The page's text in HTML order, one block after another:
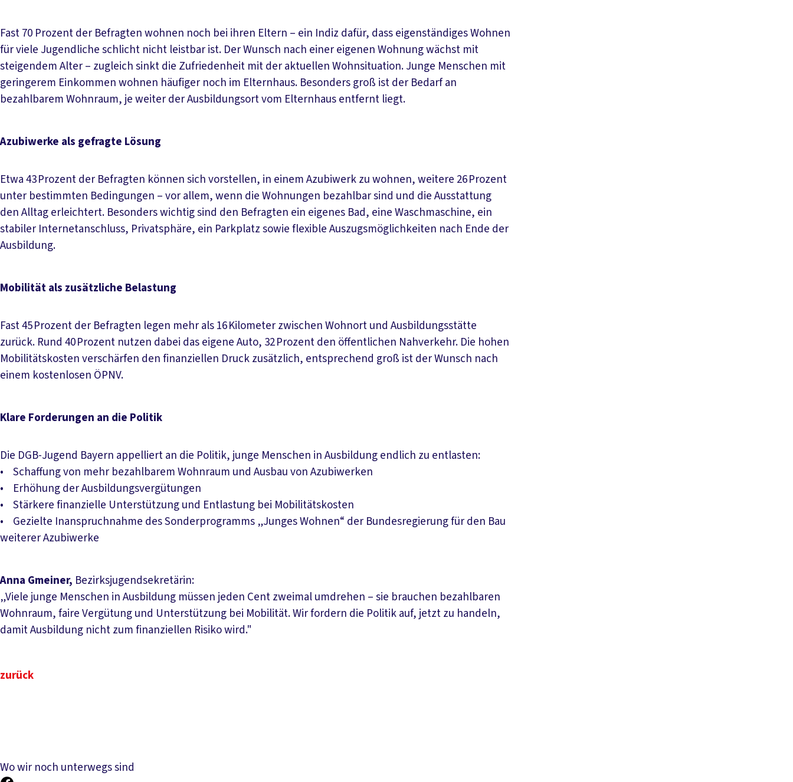
Fast 70 Prozent der Befragten wohnen noch bei ihren Eltern – ein Indiz dafür, dass eigenständiges Wohnen
für viele Jugendliche schlicht nicht leistbar ist. Der Wunsch nach einer eigenen Wohnung wächst mit
steigendem Alter – zugleich sinkt die Zufriedenheit mit der aktuellen Wohnsituation. Junge Menschen mit
geringerem Einkommen wohnen häufiger noch im Elternhaus. Besonders groß ist der Bedarf an
bezahlbarem Wohnraum, je weiter der Ausbildungsort vom Elternhaus entfernt liegt.
Azubiwerke als gefragte Lösung
Etwa 43 Prozent der Befragten können sich vorstellen, in einem Azubiwerk zu wohnen, weitere 26 Prozent
unter bestimmten Bedingungen – vor allem, wenn die Wohnungen bezahlbar sind und die Ausstattung
den Alltag erleichtert. Besonders wichtig sind den Befragten ein eigenes Bad, eine Waschmaschine, ein
stabiler Internetanschluss, Privatsphäre, ein Parkplatz sowie flexible Auszugsmöglichkeiten nach Ende der
Ausbildung.
Mobilität als zusätzliche Belastung
Fast 45 Prozent der Befragten legen mehr als 16 Kilometer zwischen Wohnort und Ausbildungsstätte
zurück. Rund 40 Prozent nutzen dabei das eigene Auto, 32 Prozent den öffentlichen Nahverkehr. Die hohen
Mobilitätskosten verschärfen den finanziellen Druck zusätzlich, entsprechend groß ist der Wunsch nach
einem kostenlosen ÖPNV.
Klare Forderungen an die Politik
Die DGB-Jugend Bayern appelliert an die Politik, junge Menschen in Ausbildung endlich zu entlasten:
• Schaffung von mehr bezahlbarem Wohnraum und Ausbau von Azubiwerken
• Erhöhung der Ausbildungsvergütungen
• Stärkere finanzielle Unterstützung und Entlastung bei Mobilitätskosten
• Gezielte Inanspruchnahme des Sonderprogramms „Junges Wohnen“ der Bundesregierung für den Bau
weiterer Azubiwerke
Anna Gmeiner, Bezirksjugendsekretärin:
„Viele junge Menschen in Ausbildung müssen jeden Cent zweimal umdrehen – sie brauchen bezahlbaren
Wohnraum, faire Vergütung und Unterstützung bei Mobilität. Wir fordern die Politik auf, jetzt zu handeln,
damit Ausbildung nicht zum finanziellen Risiko wird."
zurück
Wo wir noch unterwegs sind